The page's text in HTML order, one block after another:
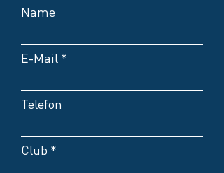
Name
E-Mail
Telefon
Club